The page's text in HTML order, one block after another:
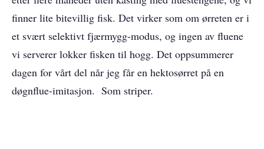
finner lite bitevillig fisk. Det virker som om ørreten er i
et svært selektivt fjærmygg-modus, og ingen av fluene
vi serverer lokker fisken til hogg. Det oppsummerer
dagen for vårt del når jeg får en hektosørret på en
døgnflue-imitasjon. Som striper.